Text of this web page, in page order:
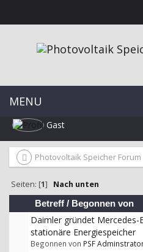
MENU
Gast
Photovoltaik Speicher Forum
Seiten: [1] Nach unten
Betreff / Begonnen von
Daimler gründet Mercedes-
stationäre Energiespeicher
Begonnen von PSF